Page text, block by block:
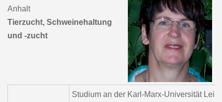
Anhalt
Tierzucht, Schweinehaltung
und -zucht
Studium an der Karl-Marx-Universität